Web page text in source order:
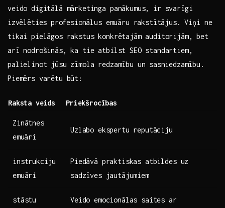
veido digitālā mārketinga ‍panākumus, ir svarīgi
⁢izvēlēties⁤ profesionālus emuāru rakstītājus. Viņi ‍ne
tikai ​pielāgos rakstus konkrētajām auditorijām, bet
arī nodrošinās, ka tie atbilst SEO standartiem,⁤
palielinot jūsu ​zīmola redzamību un⁢ sasniedzamību.
Piemērs varētu būt:
Raksta ‌veids Priekšrocības
Zinātnes
⁢emuāri
Uzlabo ekspertu reputāciju
instrukciju⁢
emuāri
Piedāvā praktiskas atbildes uz⁢
sadzīves jautājumiem
stāstu
Veido emocionālas saites ar⁤